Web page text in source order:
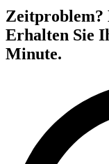
Zeitproblem?
Erhalten Sie
Minute.